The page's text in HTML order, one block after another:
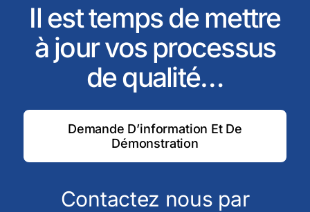
Il est temps de mettre
à jour vos processus
de qualité…
Demande D’information Et De
Démonstration
Contactez nous par